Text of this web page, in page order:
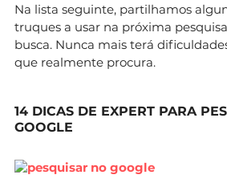
Na lista seguinte, partilhamos
truques a usar na próxima
busca. Nunca mais terá
que realmente procura.
14 DICAS DE EXPERT PARA
GOOGLE